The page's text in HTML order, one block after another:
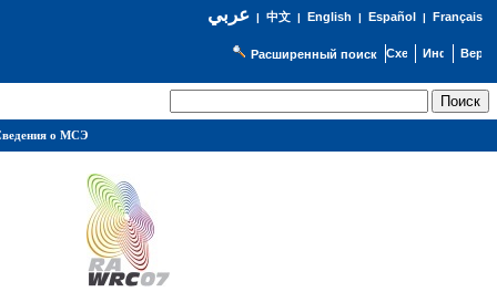
عربي| 中文| English | Español | Français
Расширенный поиск
о МСЭ